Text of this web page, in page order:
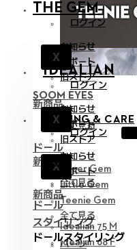
SOOM EYES
STYLING & CARE
ログイン
X
お知らせ
サポート
新商品
全て見る
ドールスタイリング
IDEALIAN
ログイン
X
お知らせ
サポート
旧ストア
新商品
全て見る
ドール
Idealian 75 M
Idealian 68 F
THE GEM
ログイン
X
お知らせ
サポート
旧ストア
新商品
全て見る
ドール
Hyper Gem
Little Gem
Teenie Gem
スタイリング
パーツ